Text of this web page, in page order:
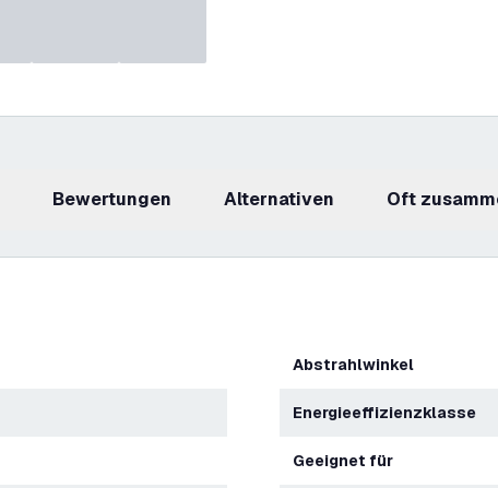
Bewertungen Alternativen Oft
Abstrahlwinkel
Energieeffizienzklasse
Geeignet für